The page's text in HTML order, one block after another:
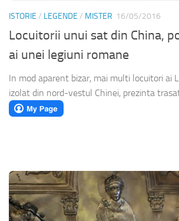
ISTORIE / LEGENDE / MISTER 16/05/2016
Locuitorii unui sat din China,
ai unei legiuni romane
In mod aparent bizar, mai multi locuitori ai
izolat din nord-vestul Chinei, prezinta